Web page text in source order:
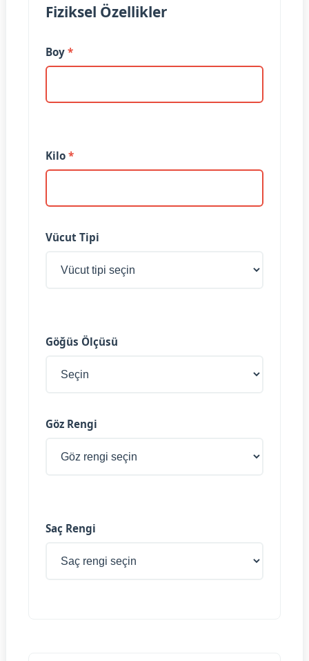
Fiziksel Özellikler
Boy *
Kilo *
Vücut Tipi
Göğüs Ölçüsü
Göz Rengi
Saç Rengi